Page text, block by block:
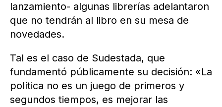
lanzamiento- algunas librerías adelantaron
que no tendrán al libro en su mesa de
novedades.
Tal es el caso de Sudestada, que
fundamentó públicamente su decisión: «La
política no es un juego de primeros y
segundos tiempos, es mejorar las